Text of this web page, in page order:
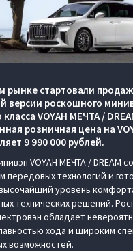
рынке стартовали
версии роскошного
VOYAH МЕЧТА /
розничная цена на
9 990 000 рублей.
VOYAH МЕЧТА / DREAM
передовых технологий и
уровень
технических решений.
обладает
хода и широким
возможностей.